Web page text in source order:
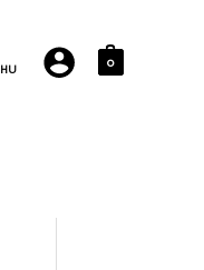
HU 0